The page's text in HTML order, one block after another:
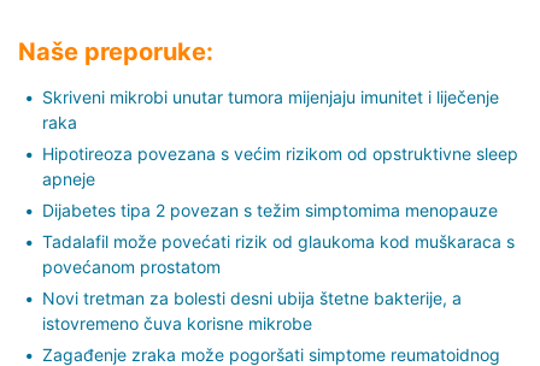
Naše preporuke:
Skriveni mikrobi unutar tumora mijenjaju imunitet i liječenje
raka
Hipotireoza povezana s većim rizikom od opstruktivne sleep
apneje
Dijabetes tipa 2 povezan s težim simptomima menopauze
Tadalafil može povećati rizik od glaukoma kod muškaraca s
povećanom prostatom
Novi tretman za bolesti desni ubija štetne bakterije, a
istovremeno čuva korisne mikrobe
Zagađenje zraka može pogoršati simptome reumatoidnog